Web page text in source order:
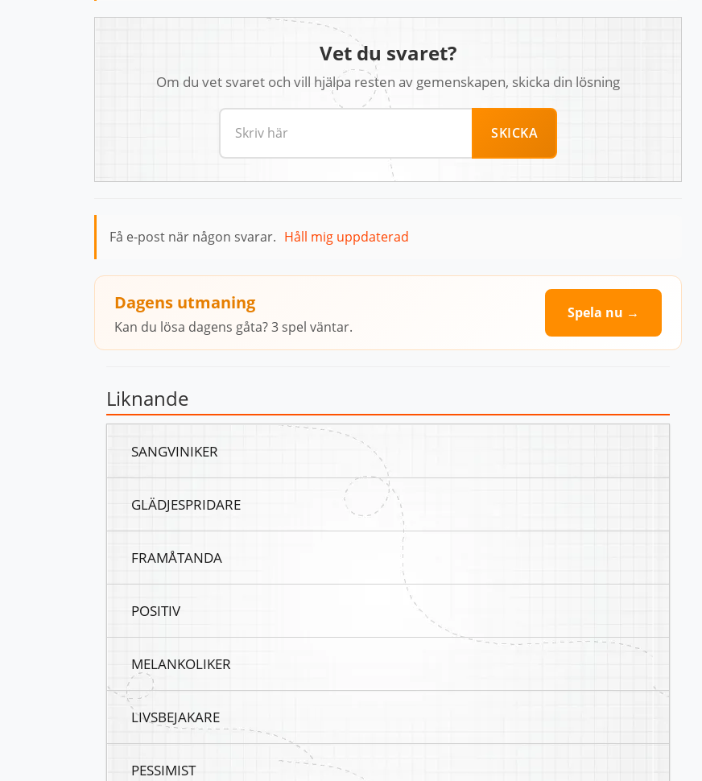
Vet du svaret?
Om du vet svaret och vill hjälpa resten av gemenskapen, skicka din lösning
SKICKA
Få e-post när någon svarar. Håll mig uppdaterad
Dagens utmaning
Kan du lösa dagens gåta? 3 spel väntar.
Spela nu →
Liknande
SANGVINIKER
GLÄDJESPRIDARE
FRAMÅTANDA
POSITIV
MELANKOLIKER
LIVSBEJAKARE
PESSIMIST